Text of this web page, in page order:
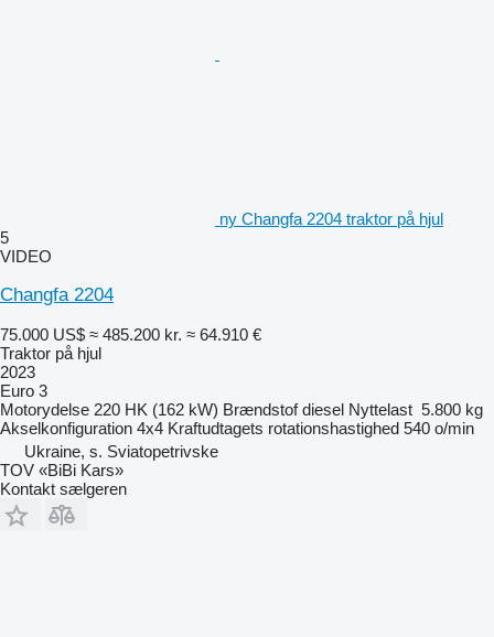
ny Changfa 2204 traktor på hjul
5
VIDEO
Changfa 2204
75.000 US$ ≈ 485.200 kr. ≈ 64.910 €
Traktor på hjul
2023
Euro 3
Motorydelse 220 HK (162 kW) Brændstof diesel Nyttelast 5.800 kg
Akselkonfiguration 4x4 Kraftudtagets rotationshastighed 540 o/min
Ukraine, s. Sviatopetrivske
TOV «BiBi Kars»
Kontakt sælgeren